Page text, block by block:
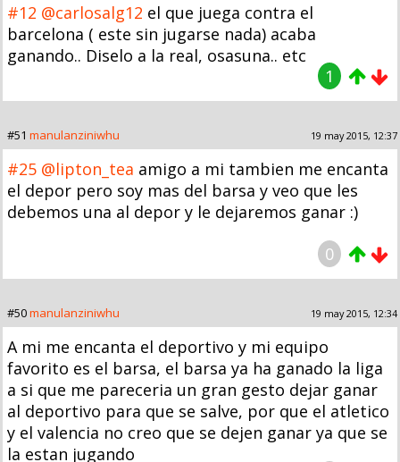
#12 @carlosalg12 el que juega contra el
barcelona ( este sin jugarse nada) acaba
ganando.. Diselo a la real, osasuna.. etc
1
#51 manulanziniwhu 19 may 2015, 12:37
#25 @lipton_tea amigo a mi tambien me encanta
el depor pero soy mas del barsa y veo que les
debemos una al depor y le dejaremos ganar :)
0
#50manulanziniwhu 19 may 2015, 12:34
A mi me encanta el deportivo y mi equipo
favorito es el barsa, el barsa ya ha ganado la liga
a si que me pareceria un gran gesto dejar ganar
al deportivo para que se salve, por que el atletico
y el valencia no creo que se dejen ganar ya que se
la estan jugando